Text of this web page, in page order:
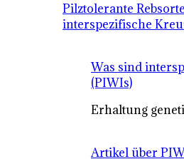
Pilztolerante
interspezifische
Was sind
(PIWIs)
Erhaltung
Artikel über